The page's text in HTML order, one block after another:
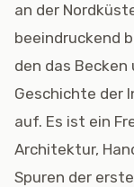
an der
beeindruckend
den das Becken
Geschichte der
auf. Es ist ein
Architektur,
Spuren der